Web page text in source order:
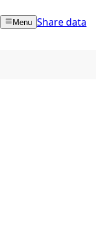
Menu Share data